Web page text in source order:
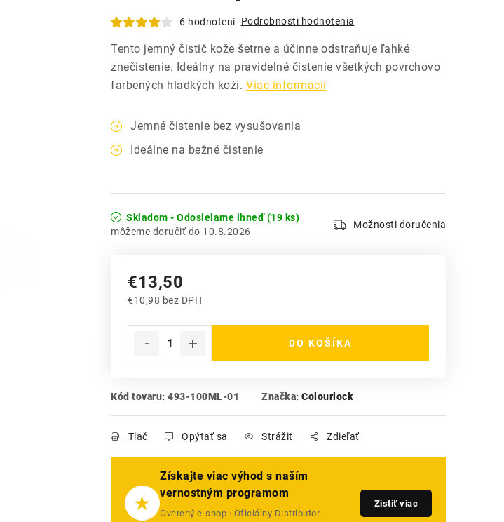
6 hodnotení Podrobnosti hodnotenia
Tento jemný čistič kože šetrne a účinne odstraňuje ľahké
znečistenie. Ideálny na pravidelné čistenie všetkých povrchovo
farbených hladkých koží. Viac informácií
Jemné čistenie bez vysušovania
Ideálne na bežné čistenie
Skladom - Odosielame ihneď(19 ks)
10.8.2026
Možnosti doručenia
€13,50
€10,98 bez DPH
DO KOŠÍKA
Kód tovaru: 493-100ML-01 Značka: Colourlock
Tlač Opýtať sa Strážiť Zdieľať
★
Získajte viac výhod s naším
vernostným programom
Overený e-shop · Oficiálny Distributor
Zistiť viac